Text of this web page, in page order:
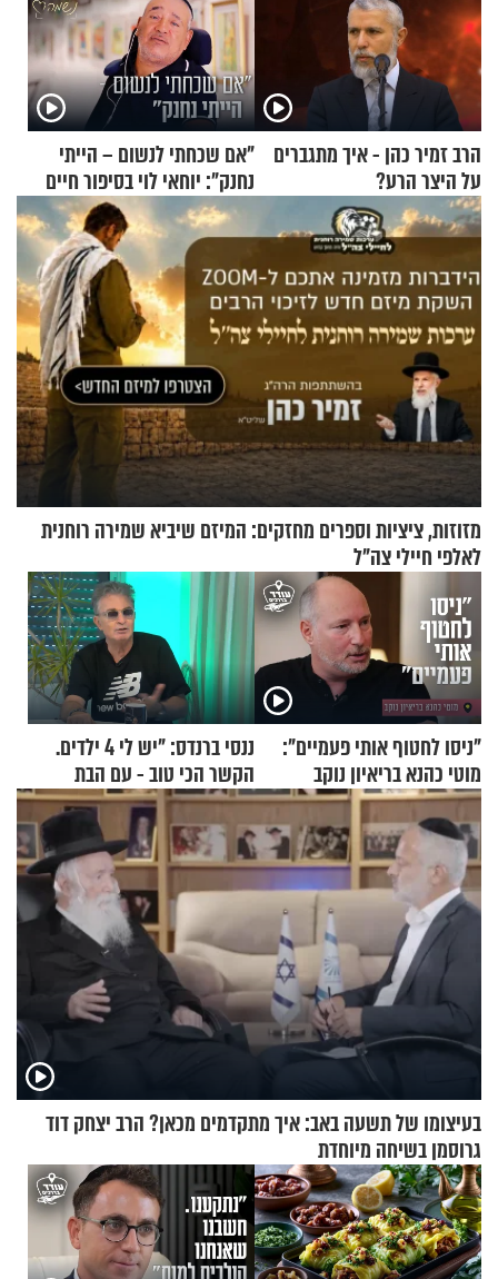
הרב זמיר כהן - איך מתגברים
על היצר הרע?
"אם שכחתי לנשום – הייתי
נחנק": יוחאי לוי בסיפור חיים
מעורר השראה
מזוזות, ציציות וספרים מחזקים: המיזם שיביא שמירה רוחנית
לאלפי חיילי צה"ל
"ניסו לחטוף אותי פעמיים":
מוטי כהנא בריאיון נוקב
ננסי ברנדס: "יש לי 4 ילדים.
הקשר הכי טוב - עם הבת
החרדית"
בעיצומו של תשעה באב: איך מתקדמים מכאן? הרב יצחק דוד
גרוסמן בשיחה מיוחדת